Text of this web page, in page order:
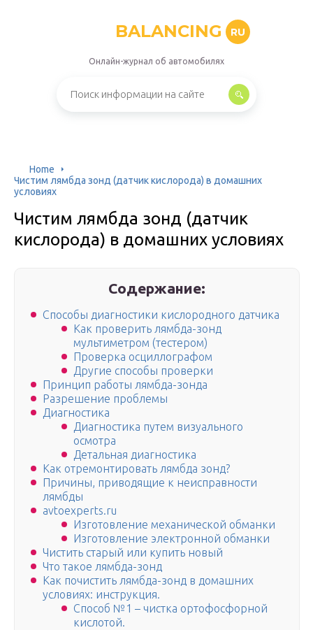
BALANCING RU
Онлайн-журнал об автомобилях
Home
Чистим лямбда зонд (датчик кислорода) в домашних
условиях
Чистим лямбда зонд (датчик
кислорода) в домашних условиях
Содержание:
Способы диагностики кислородного датчика
Как проверить лямбда-зонд
мультиметром (тестером)
Проверка осциллографом
Другие способы проверки
Принцип работы лямбда-зонда
Разрешение проблемы
Диагностика
Диагностика путем визуального
осмотра
Детальная диагностика
Как отремонтировать лямбда зонд?
Причины, приводящие к неисправности
лямбды
avtoexperts.ru
Изготовление механической обманки
Изготовление электронной обманки
Чистить старый или купить новый
Что такое лямбда-зонд
Как почистить лямбда-зонд в домашних
условиях: инструкция.
Способ №1 – чистка ортофосфорной
кислотой.